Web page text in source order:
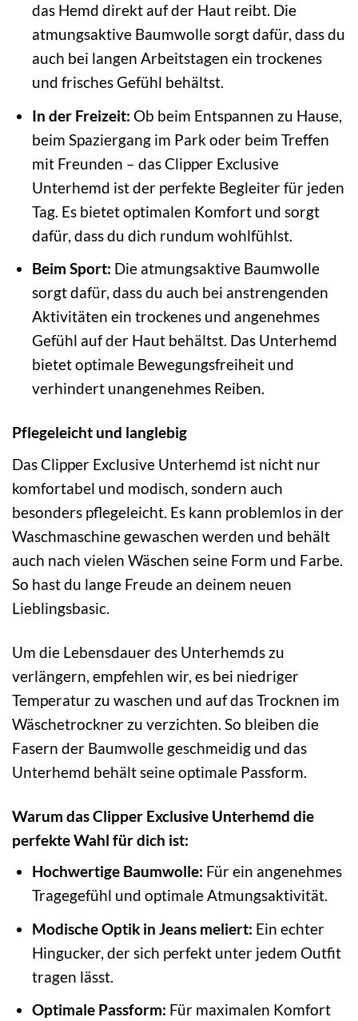
das Hemd direkt auf der Haut reibt. Die
atmungsaktive Baumwolle sorgt dafür, dass du
auch bei langen Arbeitstagen ein trockenes
und frisches Gefühl behältst.
In der Freizeit: Ob beim Entspannen zu Hause,
beim Spaziergang im Park oder beim Treffen
mit Freunden – das Clipper Exclusive
Unterhemd ist der perfekte Begleiter für jeden
Tag. Es bietet optimalen Komfort und sorgt
dafür, dass du dich rundum wohlfühlst.
Beim Sport: Die atmungsaktive Baumwolle
sorgt dafür, dass du auch bei anstrengenden
Aktivitäten ein trockenes und angenehmes
Gefühl auf der Haut behältst. Das Unterhemd
bietet optimale Bewegungsfreiheit und
verhindert unangenehmes Reiben.
Pflegeleicht und langlebig
Das Clipper Exclusive Unterhemd ist nicht nur
komfortabel und modisch, sondern auch
besonders pflegeleicht. Es kann problemlos in der
Waschmaschine gewaschen werden und behält
auch nach vielen Wäschen seine Form und Farbe.
So hast du lange Freude an deinem neuen
Lieblingsbasic.
Um die Lebensdauer des Unterhemds zu
verlängern, empfehlen wir, es bei niedriger
Temperatur zu waschen und auf das Trocknen im
Wäschetrockner zu verzichten. So bleiben die
Fasern der Baumwolle geschmeidig und das
Unterhemd behält seine optimale Passform.
Warum das Clipper Exclusive Unterhemd die
perfekte Wahl für dich ist:
Hochwertige Baumwolle: Für ein angenehmes
Tragegefühl und optimale Atmungsaktivität.
Modische Optik in Jeans meliert: Ein echter
Hingucker, der sich perfekt unter jedem Outfit
tragen lässt.
Optimale Passform: Für maximalen Komfort